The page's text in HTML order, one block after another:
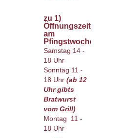
zu 1)
Öffnungszeiten
am
Pfingstwochenende
Samstag 14 -
18 Uhr
Sonntag 11 -
18 Uhr (ab 12
Uhr gibts
Bratwurst
vom Grill)
Montag 11 -
18 Uhr